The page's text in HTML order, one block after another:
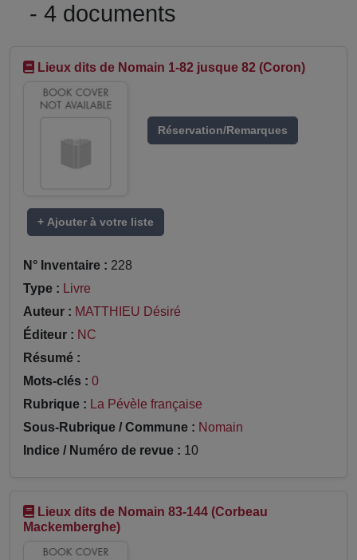
- 4 documents
Lieux dits de Nomain 1-82 jusque 82 (Coron)
Réservation/Remarques
+ Ajouter à votre liste
N° Inventaire : 228
Type : Livre
Auteur : MATTHIEU Désiré
Éditeur : NC
Résumé :
Mots-clés : 0
Rubrique : La Pévèle française
Sous-Rubrique / Commune : Nomain
Indice / Numéro de revue : 10
Lieux dits de Nomain 83-144 (Corbeau
Mackemberghe)